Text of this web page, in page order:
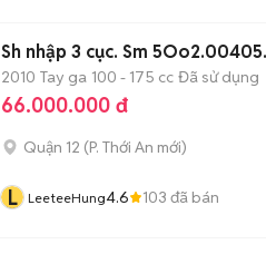
Sh nhập 3 cục. Sm
2010 Tay ga 100 - 175 cc Đã sử dụng
66.000.000 đ
Quận 12 (P. Thới An mới)
L LeeteeHung4.6 103 đã bán